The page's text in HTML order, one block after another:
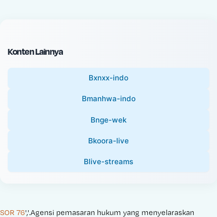
c
e
Konten Lainnya
Bxnxx-indo
Bmanhwa-indo
Bnge-wek
Bkoora-live
Blive-streams
SOR 76','.Agensi pemasaran hukum yang menyelaraskan